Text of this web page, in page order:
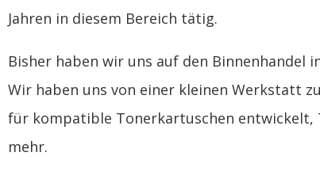
Jahren in diesem Bereich tätig.
Bisher haben wir uns auf den Binnenhandel
Wir haben uns von einer kleinen Werkstatt
für kompatible Tonerkartuschen entwickelt,
mehr.